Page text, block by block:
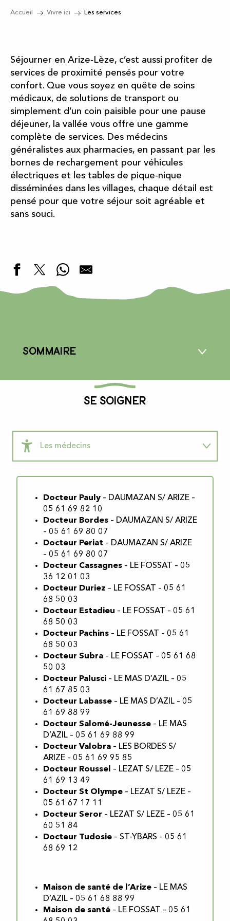
Accueil Vivre ici Les services
Séjourner en Arize‑Lèze, c’est aussi profiter de
services de proximité pensés pour votre
confort. Que vous soyez en quête de soins
médicaux, de solutions de transport ou
simplement d’un coin paisible pour une pause
déjeuner, la vallée vous offre une gamme
complète de services. Des médecins
généralistes aux pharmacies, en passant par les
bornes de rechargement pour véhicules
électriques et les tables de pique-nique
disséminées dans les villages, chaque détail est
pensé pour que votre séjour soit agréable et
sans souci.
Sommaire
2 Se déplacer
Se soigner
Les médecins
Les pharmacies
Les centres hospitaliers
Docteur Pauly – DAUMAZAN S/ ARIZE –
05 61 69 82 10
Docteur Bordes – DAUMAZAN S/ ARIZE
– 05 61 69 80 07
Docteur Periat – DAUMAZAN S/ ARIZE
– 05 61 69 80 07
Docteur Cassagnes – LE FOSSAT – 05
36 12 01 03
Docteur Duriez – LE FOSSAT – 05 61
68 50 03
Docteur Estadieu – LE FOSSAT – 05 61
68 50 03
Docteur Pachins – LE FOSSAT – 05 61
68 50 03
Docteur Subra – LE FOSSAT – 05 61 68
50 03
Docteur Palusci – LE MAS D’AZIL – 05
61 67 85 03
Docteur Labasse – LE MAS D’AZIL – 05
61 69 88 99
Docteur Salomé-Jeunesse – LE MAS
D’AZIL – 05 61 69 88 99
Docteur Valobra – LES BORDES S/
ARIZE – 05 61 69 95 85
Docteur Roussel
– LEZAT S/ LEZE – 05
61 69 13 49
Docteur St Olympe – LEZAT S/ LEZE –
05 61 67 17 11
Docteur Seror – LEZAT S/ LEZE – 05 61
60 51 84
Docteur Tudosie – ST-YBARS – 05 61
68 69 12
Maison de santé de l’Arize – LE MAS
D’AZIL – 05 61 68 88 99
Maison de santé – LE FOSSAT – 05 61